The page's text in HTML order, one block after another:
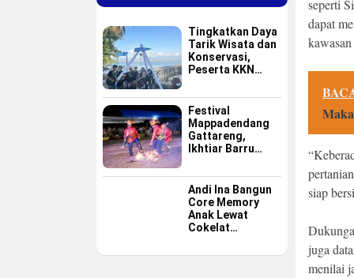
Tingkatkan Daya
Tarik Wisata dan
Konservasi,
Peserta KKN
Persembahkan
Spot Foto
Instagramable di
Pulau Pannikiang
Festival
Mappadendang
Gattareng,
Ikhtiar Barru
Budaya sebagai
Destinasi Wisata
Andi Ina Bangun
Core Memory
Anak Lewat
Cokelat
seperti
dapat
siap
juga
menilai